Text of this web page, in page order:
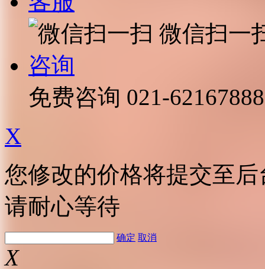
微信扫一
咨询
免费咨询 021-62167888
X
您修改的价格将提交至
请耐心等待
确定 取消
X